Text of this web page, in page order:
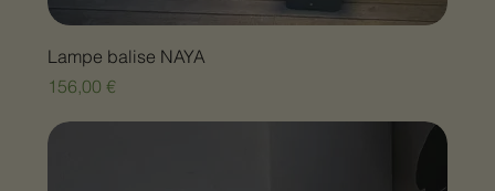
Lampe balise NAYA
Prix
156,00 €